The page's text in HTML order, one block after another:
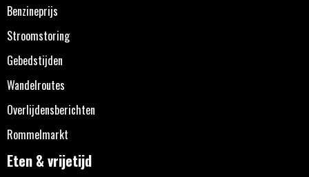
Benzineprijs
Stroomstoring
Gebedstijden
Wandelroutes
Overlijdensberichten
Rommelmarkt
Eten & vrijetijd